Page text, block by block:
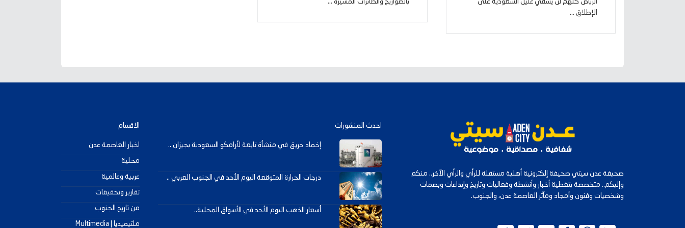
الرياض كلهم لن يشفي غليل السعودية على
الإطلاق ...
بالصواريخ والطائرات المسيرة ...
صحيفة عدن سيتي صحيفة إلكترونية أهلية مستقلة للرأي والرأي الآخر.. منكم
وإليكم.. متخصصة بتغطية أخبار وأنشطة وفعاليات وتاريخ وإبداعات وبصمات
وشخصيات وفنون وأمجاد ومآثر العاصمة عدن، والجنوب.
احدث المنشورات
إخماد حريق في منشأة تابعة لأرامكو السعودية بجيزان ..
درجات الحرارة المتوقعة اليوم الأحد في الجنوب العربي ..
أسعار الذهب اليوم الأحد في الأسواق المحلية..
الاقسام
اخبار العاصمة عدن
محلية
عربية وعالمية
تقارير وتحقيقات
من تاريخ الجنوب
ملتيميديا | Multimedia